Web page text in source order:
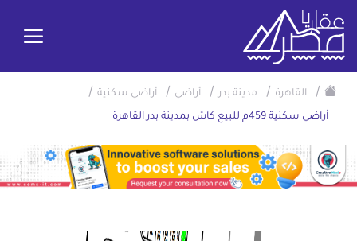
/ القاهرة / مدينة بدر / أراضي / أراضي سكنية /
أراضي سكنية 459م للبيع كاش بمدينة بدر القاهرة